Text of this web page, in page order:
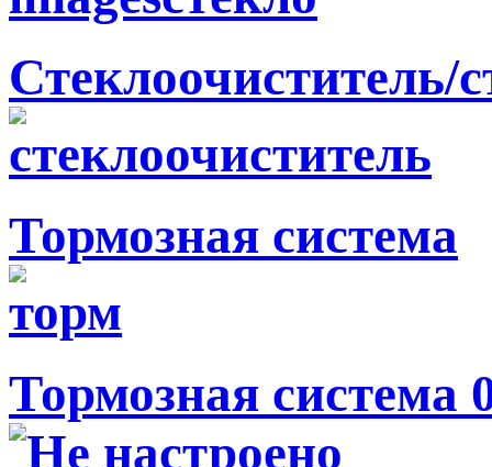
Стеклоочиститель/
Тормозная система
Тормозная система